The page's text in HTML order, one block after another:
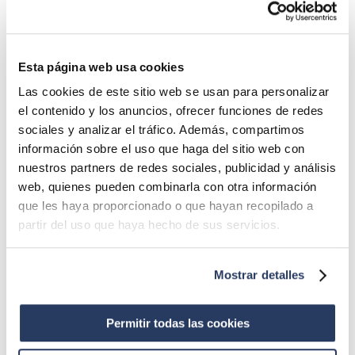
Esta página web usa cookies
Las cookies de este sitio web se usan para personalizar
el contenido y los anuncios, ofrecer funciones de redes
sociales y analizar el tráfico. Además, compartimos
información sobre el uso que haga del sitio web con
nuestros partners de redes sociales, publicidad y análisis
web, quienes pueden combinarla con otra información
que les haya proporcionado o que hayan recopilado a
partir del uso que haya hecho de sus servicios.
Mostrar detalles
Permitir todas las cookies
01
EL SABIO POURSUIT SON
ENGAGEMENT EN FAVEUR DE LA
QUINCAILLERIE DE PROXIMITÉ
AVEC 30 NOUVEAUX PROJETS
DEPUIS LE DÉBUT DE L’ANNÉE
02
EL SABIO RENFORCE SON
ENGAGEMENT EN FAVEUR DE LA
PLANÈTE : SES NOUVEAUX
MAGASINS SERONT
août 9, 2023
LE GROUPE INTERNACO
POURSUIT SON EXPANSION
04
LE S.D CLUB ÓRDENES DISPOSE